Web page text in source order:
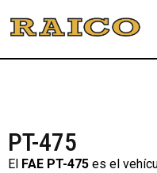
PT-475
El FAE PT-475 es el